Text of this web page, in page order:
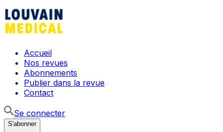
Accueil
Nos revues
Abonnements
Publier dans la revue
Contact
Se connecter
S'abonner